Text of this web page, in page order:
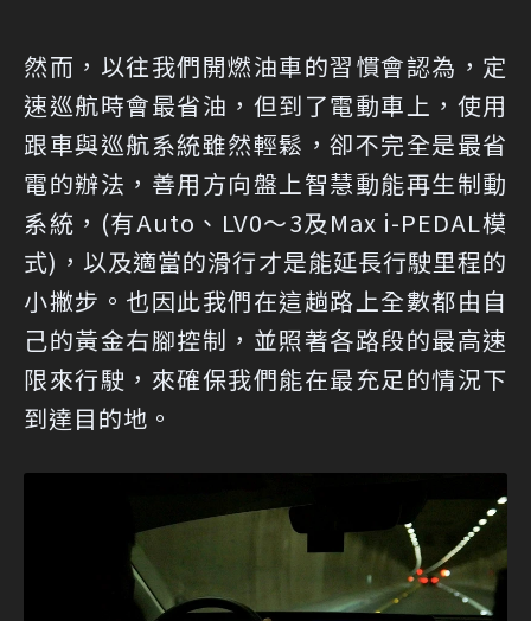
然而，以往我們開燃油車的習慣會認為，定
速巡航時會最省油，但到了電動車上，使用
跟車與巡航系統雖然輕鬆，卻不完全是最省
電的辦法，善用方向盤上智慧動能再生制動
系統，(有Auto、LV0～3及Max i-PEDAL模
式)，以及適當的滑行才是能延長行駛里程的
小撇步。也因此我們在這趟路上全數都由自
己的黃金右腳控制，並照著各路段的最高速
限來行駛，來確保我們能在最充足的情況下
到達目的地。